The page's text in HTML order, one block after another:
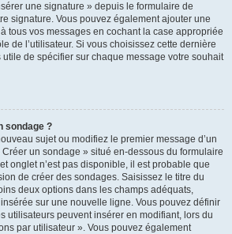
une signature » depuis le formulaire de
signature. Vous pouvez également ajouter une
tous vos messages en cochant la case appropriée
de l’utilisateur. Si vous choisissez cette dernière
de spécifier sur chaque message votre souhait
sondage ?
sujet ou modifiez le premier message d’un
Créer un sondage » situé en-dessous du formulaire
onglet n’est pas disponible, il est probable que
de créer des sondages. Saisissez le titre du
deux options dans les champs adéquats,
sur une nouvelle ligne. Vous pouvez définir
utilisateurs peuvent insérer en modifiant, lors du
par utilisateur ». Vous pouvez également